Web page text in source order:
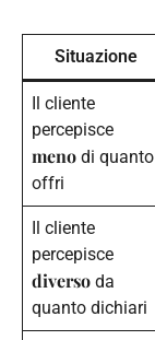
Situazione
Il cliente
percepisce
meno di quanto
offri
Il cliente
percepisce
diverso da
quanto dichiari